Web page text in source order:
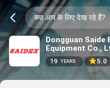
Dongguan
Equipment Co.,
19 YEARS 5.0